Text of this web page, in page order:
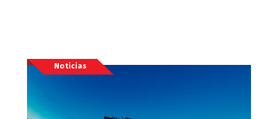
Noticias